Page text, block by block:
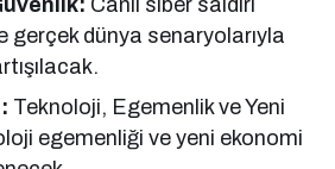
Canlı siber saldırı
gerçek dünya senaryolarıyla
Teknoloji, Egemenlik ve Yeni
egemenliği ve yeni ekonomi